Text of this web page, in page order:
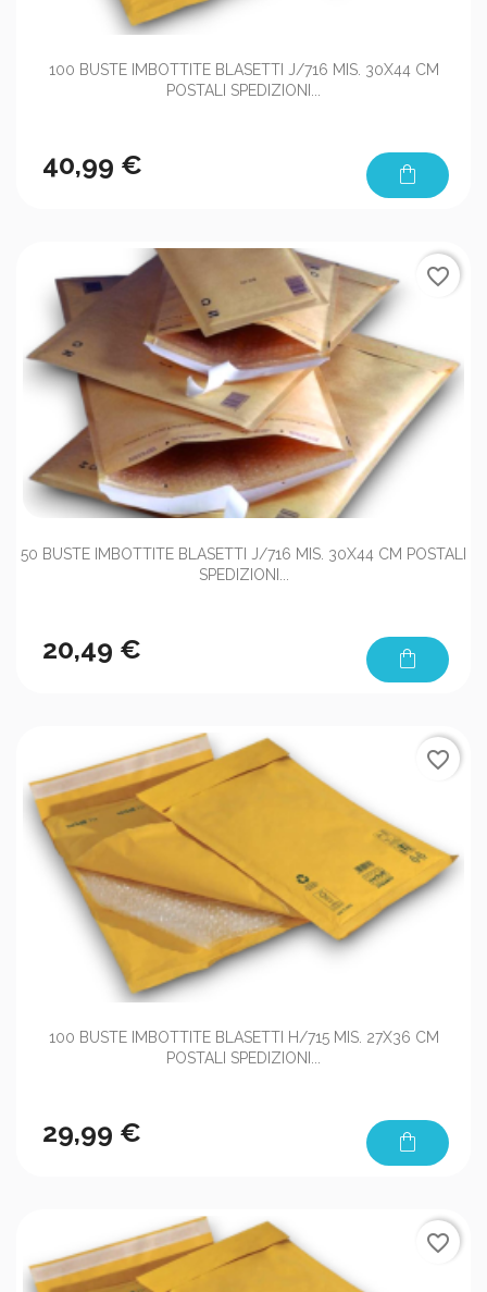
100 BUSTE IMBOTTITE BLASETTI J/716 MIS. 30X44 CM
POSTALI SPEDIZIONI...
40,99 € shopping_bag
50 BUSTE IMBOTTITE BLASETTI J/716 MIS. 30X44 CM POSTALI
SPEDIZIONI...
20,49 € shopping_bag
favorite_border
100 BUSTE IMBOTTITE BLASETTI H/715 MIS. 27X36 CM
POSTALI SPEDIZIONI...
29,99 € shopping_bag
favorite_border
favorite_border